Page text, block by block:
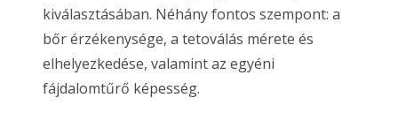
kiválasztásában. Néhány fontos szempont: a
bőr érzékenysége, a tetoválás mérete és
elhelyezkedése, valamint az egyéni
fájdalomtűrő képesség.